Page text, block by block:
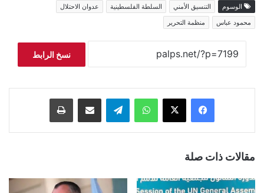
الوسوم التنسيق الأمني السلطة الفلسطينية
عدوان الاحتلال
محمود عباس
منظمة التحرير
نسخ الرابط
فيسبوك ‫X واتساب تيلقرام مشاركة عبر البريد طباعة
مقالات ذات صلة